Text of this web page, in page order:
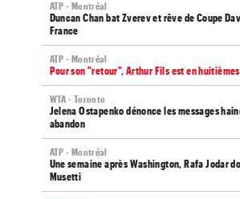
ATP - Montréal
Duncan Chan bat Zverev et rêve de Coupe
France
ATP - Montréal
Pour son "retour", Arthur Fils est en
WTA - Toronto
Jelena Ostapenko dénonce les messages
abandon
ATP - Montréal
Une semaine après Washington, Rafa Jodar
Musetti